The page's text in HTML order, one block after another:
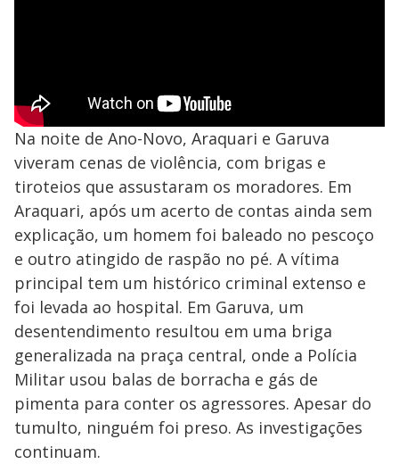
Na noite de Ano-Novo, Araquari e Garuva
viveram cenas de violência, com brigas e
tiroteios que assustaram os moradores. Em
Araquari, após um acerto de contas ainda sem
explicação, um homem foi baleado no pescoço
e outro atingido de raspão no pé. A vítima
principal tem um histórico criminal extenso e
foi levada ao hospital. Em Garuva, um
desentendimento resultou em uma briga
generalizada na praça central, onde a Polícia
Militar usou balas de borracha e gás de
pimenta para conter os agressores. Apesar do
tumulto, ninguém foi preso. As investigações
continuam.